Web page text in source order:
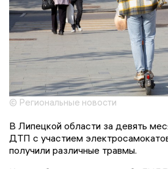
© Региональные новости
В Липецкой области за девять
ДТП с участием
получили различные травмы.